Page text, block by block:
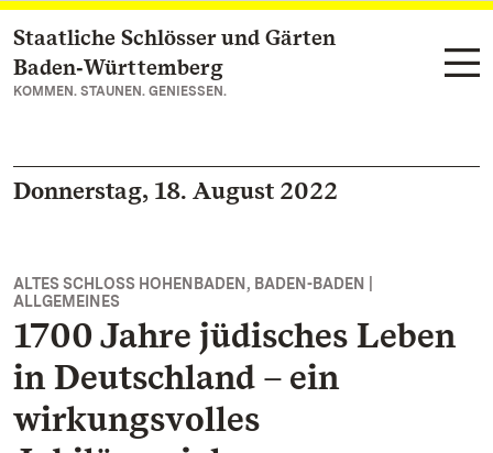
Zum Hauptinhalt springen
Staatliche Schlösser und Gärten
Baden‑Württemberg
KOMMEN. STAUNEN. GENIESSEN.
Donnerstag, 18. August 2022
ALTES SCHLOSS HOHENBADEN, BADEN-BADEN |
ALLGEMEINES
1700 Jahre jüdisches Leben
in Deutschland – ein
wirkungsvolles